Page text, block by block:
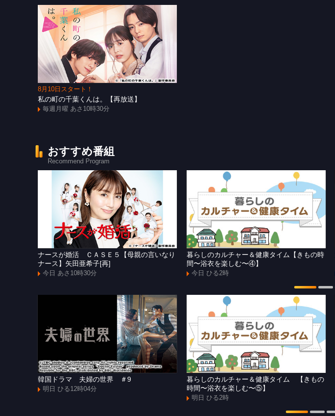
8月10日スタート！
私の町の千葉くんは。【再放送】
毎週月曜 あさ10時30分
おすすめ番組
Recommend Program
ナースが婚活 ＣＡＳＥ５【母親の言いなり
ナース】矢田亜希子[再]
今日 あさ10時30分
暮らしのカルチャー＆健康タイム【きもの時
間〜浴衣を楽しむ〜④】
今日 ひる2時
韓国ドラマ 夫婦の世界 ＃9
明日 ひる12時04分
暮らしのカルチャー＆健康タイム 【きもの
時間〜浴衣を楽しむ〜⑤】
明日 ひる2時